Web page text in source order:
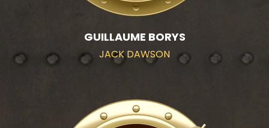
GUILLAUME BORYS
JACK DAWSON